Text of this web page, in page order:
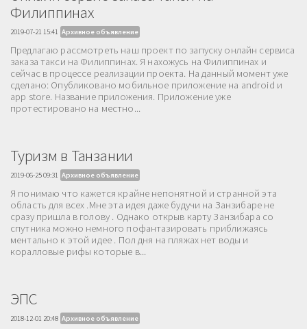
Филиппинах
2019-07-21 15:41 Архивное объявление
Предлагаю рассмотреть наш проект по запуску онлайн сервиса
заказа такси на Филиппинах. Я нахожусь на Филиппинах и
сейчас в процессе реализации проекта. На данный момент уже
сделано: Опубликовано мобильное приложение на android и
app store. Название приложения. Приложение уже
протестировано на местно...
Туризм в Танзании
2019-06-25 09:31 Архивное объявление
Я понимаю что кажется крайне непонятной и странной эта
область для всех .Мне эта идея даже будучи на Занзибаре не
сразу пришла в голову . Однако открыв карту Занзибара со
спутника можно немного пофантазировать приближаясь
ментально к этой идее . Пол дня на пляжах нет воды и
коралловые рифы которые в...
ЭПС
2018-12-01 20:48 Архивное объявление